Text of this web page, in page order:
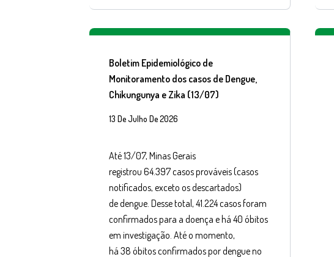
Boletim Epidemiológico de
Monitoramento dos casos de Dengue,
Chikungunya e Zika (13/07)
13 De Julho De 2026
Até 13/07, Minas Gerais
registrou 64.397 casos prováveis (casos
notificados, exceto os descartados)
de dengue. Desse total, 41.224 casos foram
confirmados para a doença e há 40 óbitos
em investigação. Até o momento,
há 38 óbitos confirmados por dengue no